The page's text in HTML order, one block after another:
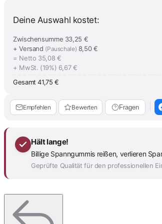
Deine Auswahl kostet:
Zwischensumme 33,25 €
+ Versand (Pauschale) 8,50 €
= Netto 35,08 €
+ MwSt. (19%) 6,67 €
Gesamt 41,75 €
Empfehlen Bewerten Fragen
Hält lange!
Billige Spanngummis reißen, verlieren
Geprüfte Qualität für den professionellen